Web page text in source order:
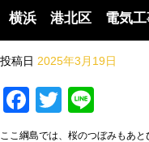
横浜 港北区 電気
投稿日 2025年3月19日
Facebook
Twitter
ここ綱島では、桜のつぼみもあ